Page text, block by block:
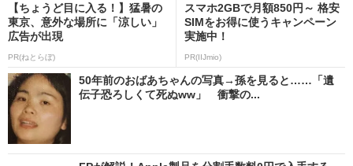
【ちょうど目に入る！】猛暑の
東京、意外な場所に「涼しい」
広告が出現
PR(ねとらぼ)
スマホ2GBで月額850円～ 格安
SIMをお得に使うキャンペーン
実施中！
PR(IIJmio)
50年前のおばあちゃんの写真→孫を見ると……「遺
伝子恐ろしくて死ぬww」 衝撃の...